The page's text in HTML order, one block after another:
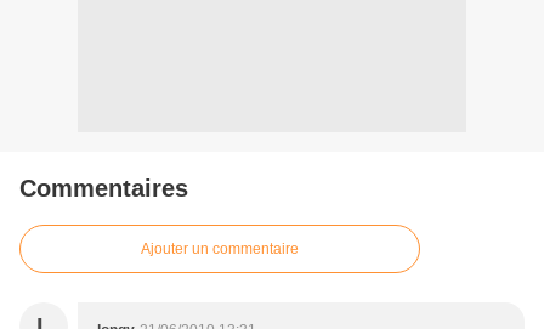
Commentaires
Ajouter un commentaire